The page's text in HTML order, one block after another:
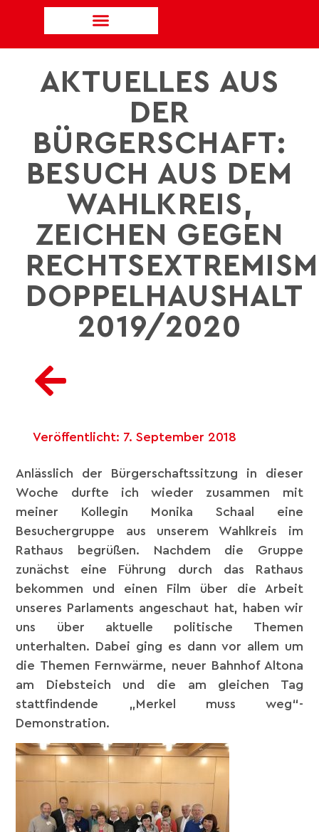
AKTUELLES AUS
DER
BÜRGERSCHAFT:
BESUCH AUS DEM
WAHLKREIS,
ZEICHEN GEGEN
DOPPELHAUSHALT
2019/2020
Veröffentlicht: 7. September 2018
Anlässlich der Bürgerschaftssitzung in dieser
Woche durfte ich wieder zusammen mit
meiner Kollegin Monika Schaal eine
Besuchergruppe aus unserem Wahlkreis im
Rathaus begrüßen. Nachdem die Gruppe
zunächst eine Führung durch das Rathaus
bekommen und einen Film über die Arbeit
unseres Parlaments angeschaut hat, haben wir
uns über aktuelle politische Themen
unterhalten. Dabei ging es dann vor allem um
die Themen Fernwärme, neuer Bahnhof Altona
am Diebsteich und die am gleichen Tag
stattfindende „Merkel muss weg“-
Demonstration.